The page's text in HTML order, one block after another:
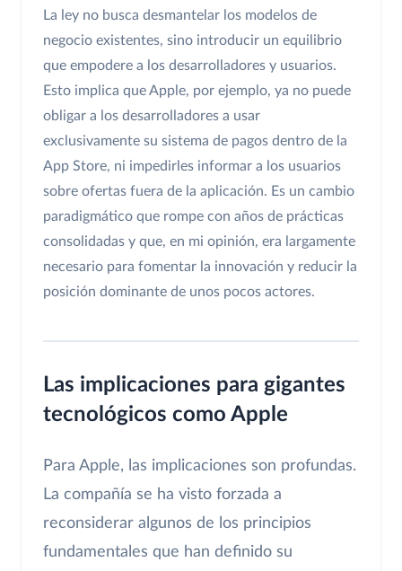
La ley no busca desmantelar los modelos de
negocio existentes, sino introducir un equilibrio
que empodere a los desarrolladores y usuarios.
Esto implica que Apple, por ejemplo, ya no puede
obligar a los desarrolladores a usar
exclusivamente su sistema de pagos dentro de la
App Store, ni impedirles informar a los usuarios
sobre ofertas fuera de la aplicación. Es un cambio
paradigmático que rompe con años de prácticas
consolidadas y que, en mi opinión, era largamente
necesario para fomentar la innovación y reducir la
posición dominante de unos pocos actores.
Las implicaciones para gigantes
tecnológicos como Apple
Para Apple, las implicaciones son profundas.
La compañía se ha visto forzada a
reconsiderar algunos de los principios
fundamentales que han definido su